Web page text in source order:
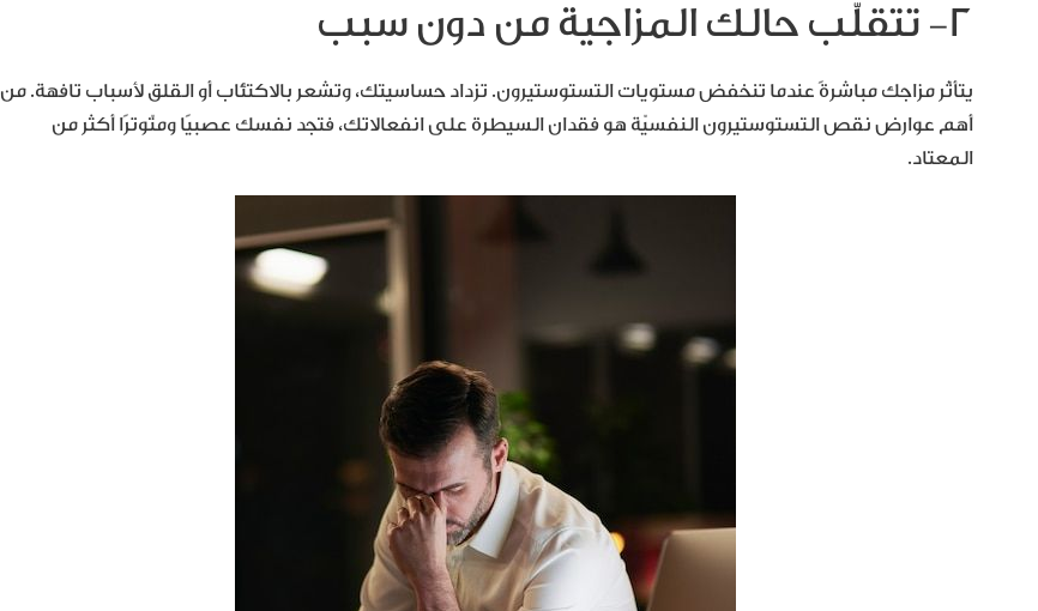
٢- تتقلّب حالك المزاجية من دون سبب
يتأثّر مزاجك مباشرةً عندما تنخفض مستويات التستوستيرون. تزداد حساسيتك، وتشعر بالاكتئاب أو القلق لأسباب تافهة. من
أهم عوارض نقص التستوستيرون النفسيّة هو فقدان السيطرة على انفعالاتك، فتجد نفسك عصبيًا ومتّوترًا أكثر من
المعتاد.